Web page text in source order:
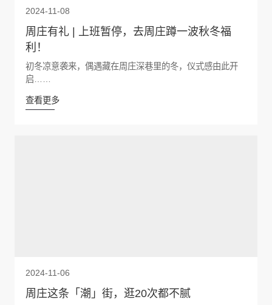
2024-11-08
周庄有礼 | 上班暂停，去周庄蹲一波秋冬福
利！
初冬凉意袭来，偶遇藏在周庄深巷里的冬，仪式感由此开
启……
查看更多
2024-11-06
周庄这条「潮」街，逛20次都不腻